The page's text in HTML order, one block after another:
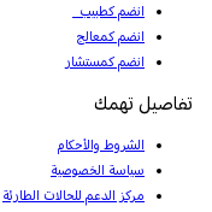
انضم كطبيب
انضم كمعالج
انضم كمستشار
تفاصيل تهمك
الشروط والأحكام
سياسة الخصوصية
مركز الدعم للحالات الطارئة